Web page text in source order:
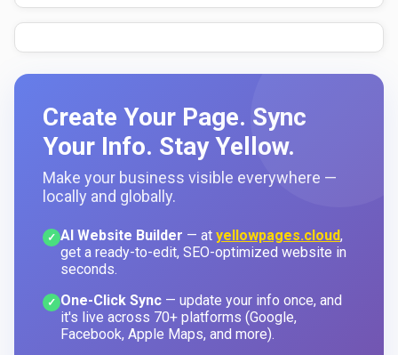
Create Your Page. Sync
Your Info. Stay Yellow.
Make your business visible everywhere —
locally and globally.
✓ AI Website Builder — at yellowpages.cloud,
get a ready-to-edit, SEO-optimized website in
seconds.
✓ One-Click Sync — update your info once, and
it's live across 70+ platforms (Google,
Facebook, Apple Maps, and more).